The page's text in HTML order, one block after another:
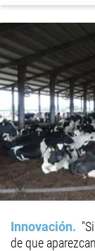
Innovación
de que